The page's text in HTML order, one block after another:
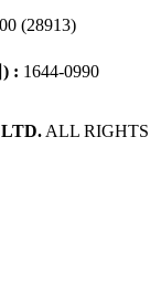
(28913)
: 1644-0990
ALL RIGHTS